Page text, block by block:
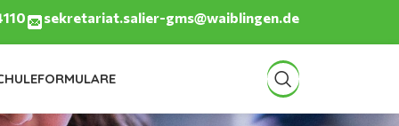
sekretariat.salier-gms@waiblingen.de
FORMULARE